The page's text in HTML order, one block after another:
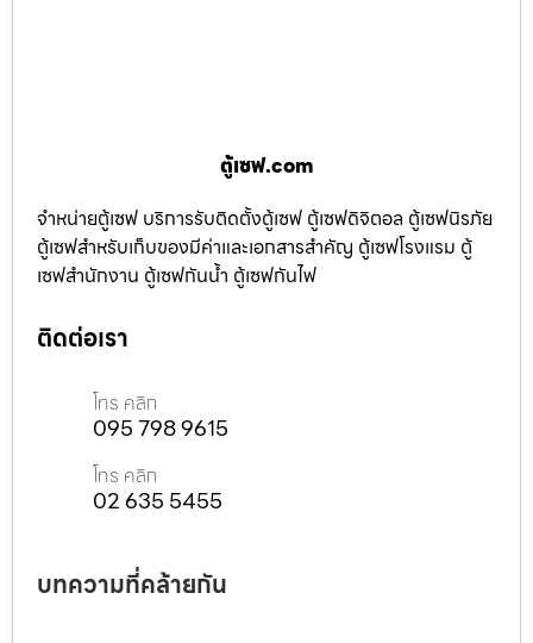
ตู้เซฟ.com
จำหน่ายตู้เซฟ บริการรับติดตั้งตู้เซฟ ตู้เซฟดิจิตอล ตู้เซฟนิรภัย
ตู้เซฟสำหรับเก็บของมีค่าและเอกสารสำคัญ ตู้เซฟโรงแรม ตู้
เซฟสำนักงาน ตู้เซฟกันน้ำ ตู้เซฟกันไฟ
ติดต่อเรา
โทร คลิก
095 798 9615
โทร คลิก
02 635 5455
บทความที่คล้ายกัน